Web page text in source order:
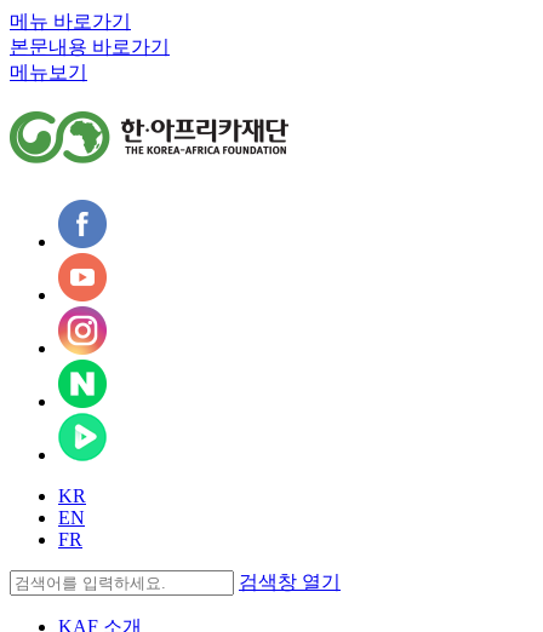
메뉴 바로가기
본문내용 바로가기
메뉴보기
KR
EN
FR
검색창 열기
KAF 소개